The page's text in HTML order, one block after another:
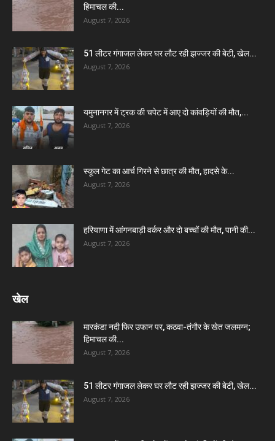
हिमाचल की...
August 7, 2026
51 लीटर गंगाजल लेकर घर लौट रही झज्जर की बेटी, खेल...
August 7, 2026
यमुनानगर में ट्रक की चपेट में आए दो कांवड़ियों की मौत,...
August 7, 2026
स्कूल गेट का आर्च गिरने से छात्र की मौत, हादसे के...
August 7, 2026
हरियाणा में आंगनबाड़ी वर्कर और दो बच्चों की मौत, पानी की...
August 7, 2026
खेल
मारकंडा नदी फिर उफान पर, कठवा-तंगौर के खेत जलमग्न;
हिमाचल की...
August 7, 2026
51 लीटर गंगाजल लेकर घर लौट रही झज्जर की बेटी, खेल...
August 7, 2026